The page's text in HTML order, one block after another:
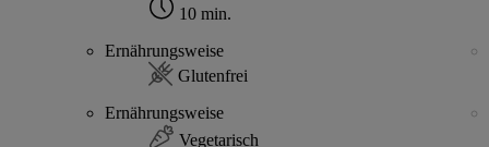
10 min.
Ernährungsweise
Glutenfrei
Ernährungsweise
Vegetarisch